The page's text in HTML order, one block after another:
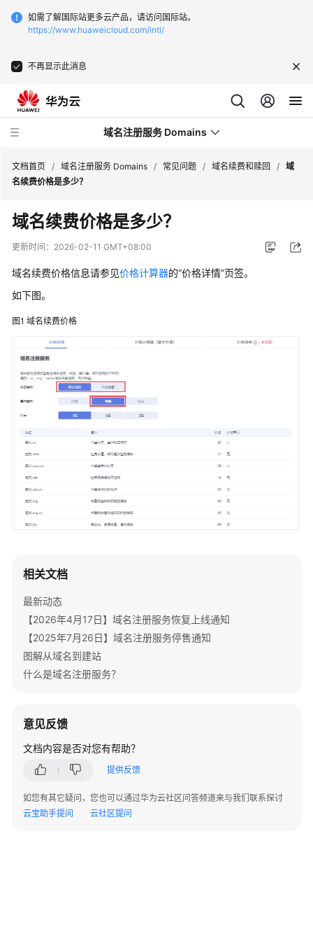
如需了解国际站更多云产品，请访问国际站。
https://www.huaweicloud.com/intl/
不再显示此消息
域名注册服务 Domains
最
新
动
服
务
公
品
介
绍
快
入
门
用
南
API
参
考
见
产
咨
文档首页 / 域名注册服务 Domains / 常见问题 / 域名续费和赎回 / 域
名续费价格是多少？
域名续费价格是多少？
更新时间： 2026-02-11 GMT+08:00
域名续费价格信息请参见价格计算器的“价格详情”页签。
如下图。
图1 域名续费价格
相关文档
最新动态
【2026年4月17日】域名注册服务恢复上线通知
【2025年7月26日】域名注册服务停售通知
图解从域名到建站
什么是域名注册服务？
意见反馈
文档内容是否对您有帮助？
提供反馈
如您有其它疑问，您也可以通过华为云社区问答频道来与我们联系探讨
云宝助手提问
云社区提问